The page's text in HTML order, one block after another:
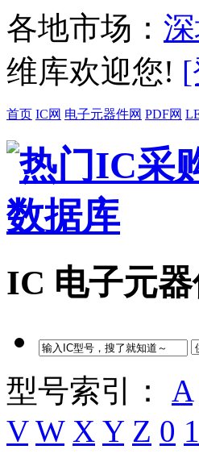
各地市场： 深
维库欢迎您! [
首页 IC网 电子元器件网 PDF网
IC 电子元
型号索引： A
V W X Y Z 0 1